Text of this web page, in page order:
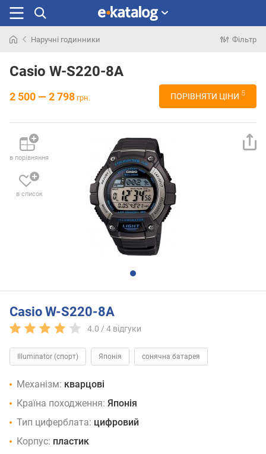
раніше
Наручні годинники Фільтр
Casio W-S220-8A
2 500 — 2 798 грн. ПОРІВНЯТИ ЦІНИ 5
в порівняння
в список
Casio W-S220-8A
4.0 /4 відгуки
Illuminator (спорт) Японія сонячна батарея
Механізм: кварцові
Країна походження: Японія
Тип циферблата: цифровий
Корпус: пластик